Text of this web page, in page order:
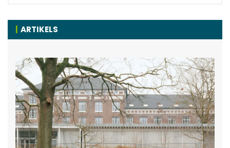
ARTIKELS